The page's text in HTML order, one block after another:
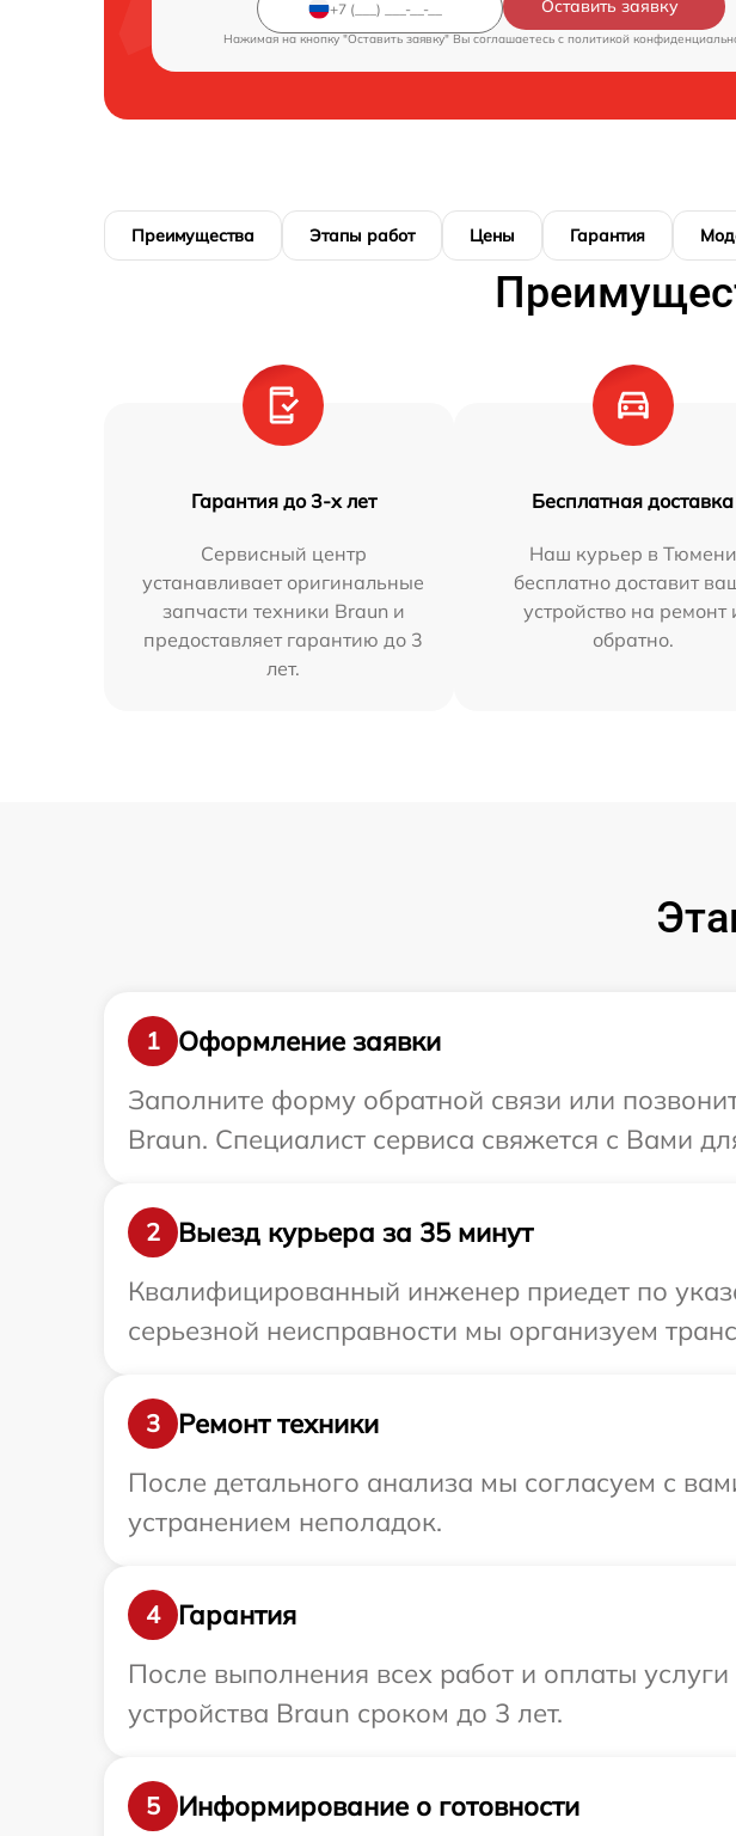
Оставить заявку
Нажимая на кнопку "Оставить заявку" Вы соглашаетесь c политикой
Преимущества Этапы работ Цены Гарантия
Гарантия до 3-х лет
Сервисный центр
устанавливает оригинальные
запчасти техники Braun и
предоставляет гарантию до 3
лет.
Бесплатная доставка
Наш курьер в Тюмени
бесплатно доставит
устройство на ремонт
обратно.
1
Оформление заявки
Заполните форму обратной связи или
Braun. Специалист сервиса свяжется с Вами
2
Выезд курьера за 35 минут
Квалифицированный инженер приедет по
серьезной неисправности мы организуем
3
Ремонт техники
После детального анализа мы согласуем с
устранением неполадок.
4
Гарантия
После выполнения всех работ и оплаты
устройства Braun сроком до 3 лет.
5
Информирование о готовности